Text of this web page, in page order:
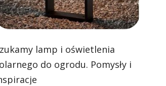
lamp i oświetlenia
do ogrodu. Pomysły i